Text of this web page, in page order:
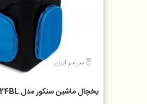
سراسر ایران
یخچال ماشین سنکور مدل 3224BL